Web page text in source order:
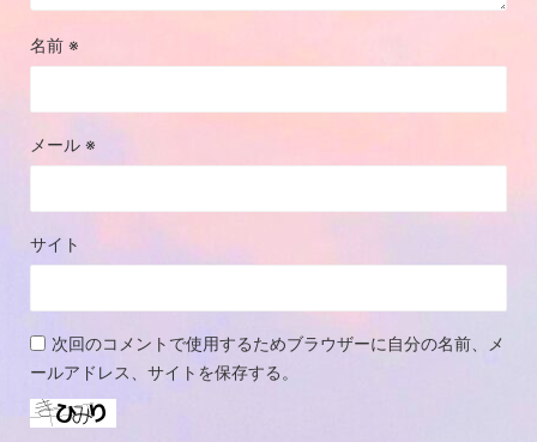
名前 ※
メール ※
サイト
次回のコメントで使用するためブラウザーに自分の名前、メ
ールアドレス、サイトを保存する。